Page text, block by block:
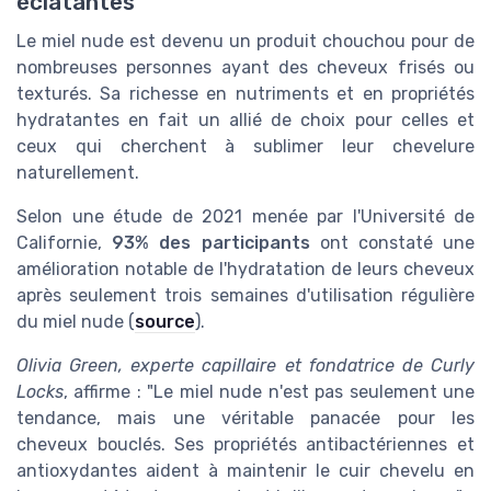
Le miel nude est devenu un produit chouchou pour de
nombreuses personnes ayant des cheveux frisés ou
texturés. Sa richesse en nutriments et en propriétés
hydratantes en fait un allié de choix pour celles et
ceux qui cherchent à sublimer leur chevelure
naturellement.
Selon une étude de 2021 menée par l'Université de
Californie, 93% des participants ont constaté une
amélioration notable de l'hydratation de leurs cheveux
après seulement trois semaines d'utilisation régulière
du miel nude (source).
Olivia Green, experte capillaire et fondatrice de Curly
Locks, affirme : "Le miel nude n'est pas seulement une
tendance, mais une véritable panacée pour les
cheveux bouclés. Ses propriétés antibactériennes et
antioxydantes aident à maintenir le cuir chevelu en